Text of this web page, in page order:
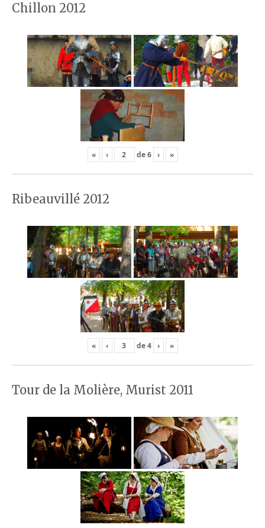
Chillon 2012
« ‹ de6 › »
Ribeauvillé 2012
« ‹ de4 › »
Tour de la Molière, Murist 2011